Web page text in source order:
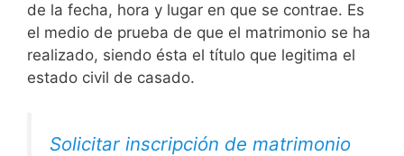
de la fecha, hora y lugar en que se contrae. Es
el medio de prueba de que el matrimonio se ha
realizado, siendo ésta el título que legitima el
estado civil de casado.
Solicitar inscripción de matrimonio